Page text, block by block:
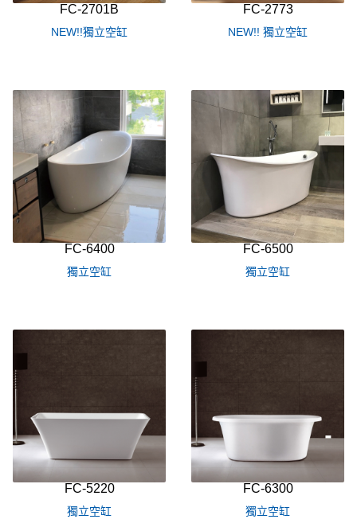
FC-2701B
NEW!!獨立空缸
FC-2773
NEW!! 獨立空缸
FC-6400
獨立空缸
FC-6500
獨立空缸
FC-5220
獨立空缸
FC-6300
獨立空缸